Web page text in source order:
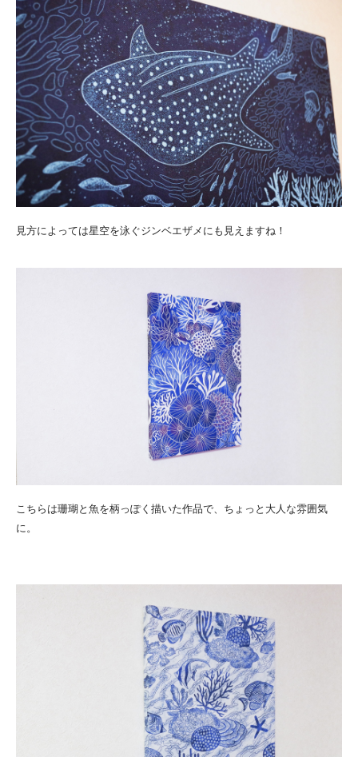
見方によっては星空を泳ぐジンベエザメにも見えますね！
こちらは珊瑚と魚を柄っぽく描いた作品で、ちょっと大人な雰囲気
に。